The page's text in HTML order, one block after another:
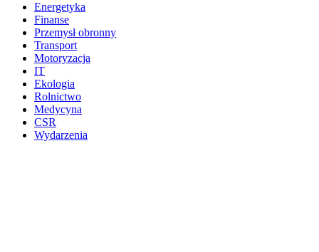
Energetyka
Finanse
Przemysł obronny
Transport
Motoryzacja
IT
Ekologia
Rolnictwo
Medycyna
CSR
Wydarzenia